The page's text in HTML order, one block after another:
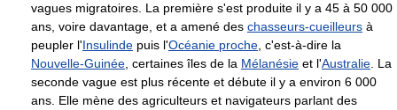
vagues migratoires. La première s'est produite il y a 45 à 50 000
ans, voire davantage, et a amené des chasseurs-cueilleurs à
peupler l'Insulinde puis l'Océanie proche , c'est-à-dire la
Nouvelle-Guinée , certaines îles de la Mélanésie et l'Australie . La
seconde vague est plus récente et débute il y a environ 6 000
ans. Elle mène des agriculteurs et navigateurs parlant des